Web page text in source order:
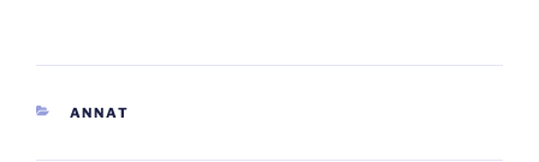
KATEGORIER
ANNAT